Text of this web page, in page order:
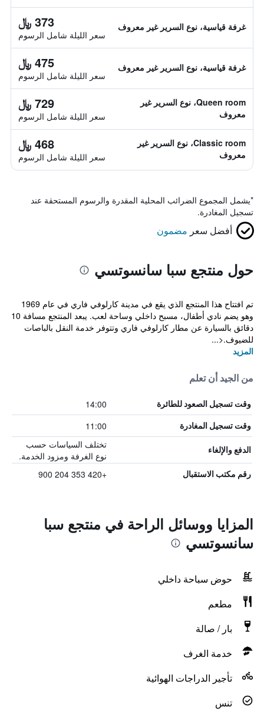
غرفة قياسية، نوع السرير غير معروف 373 ﷼
سعر الليلة شامل الرسوم
غرفة قياسية، نوع السرير غير معروف 475 ﷼
سعر الليلة شامل الرسوم
Queen room، نوع السرير غير
معروف
729 ﷼
سعر الليلة شامل الرسوم
Classic room، نوع السرير غير
معروف
468 ﷼
سعر الليلة شامل الرسوم
*يشمل المجموع الضرائب المحلية المقدرة والرسوم المستحقة عند
تسجيل المغادرة.
أفضل سعر مضمون
حول منتجع سبا سانسوتسي
تم افتتاح هذا المنتجع الذي يقع في مدينة كارلوفي فاري في عام 1969
وهو يضم نادي أطفال، مسبح داخلي وساحة لعب. يبعد المنتجع مسافة 10
دقائق بالسيارة عن مطار كارلوفي فاري وتتوفر خدمة النقل بالباصات
للضيوف.<...
المزيد
من الجيد أن تعلم
وقت تسجيل الصعود للطائرة 14:00
وقت تسجيل المغادرة 11:00
الدفع والإلغاء
تختلف السياسات حسب
نوع الغرفة ومزود الخدمة.
رقم مكتب الاستقبال +420 353 204 900
المزايا ووسائل الراحة في منتجع سبا
سانسوتسي
حوض سباحة داخلي
مطعم
بار / صالة
خدمة الغرف
تأجير الدراجات الهوائية
تنس